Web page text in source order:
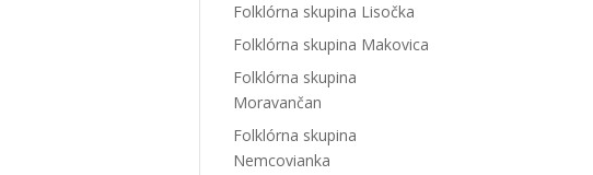
Folklórna skupina Lisočka
Folklórna skupina Makovica
Folklórna skupina
Moravančan
Folklórna skupina
Nemcovianka